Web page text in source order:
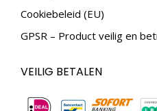
Cookiebeleid (EU)
GPSR – Product veilig en
VEILIG BETALEN